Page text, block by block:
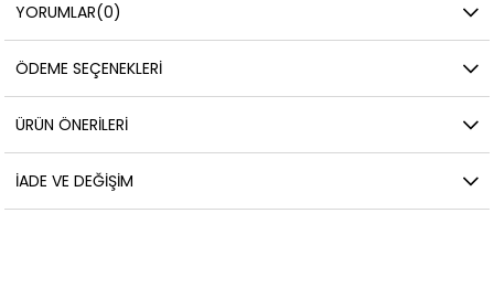
YORUMLAR(0)
ÖDEME SEÇENEKLERI
ÜRÜN ÖNERILERI
İADE VE DEĞIŞIM